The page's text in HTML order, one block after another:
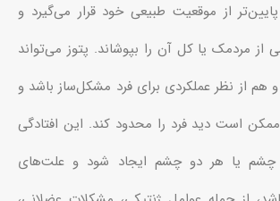
از موقعیت طبیعی خود قرار می‌گیرد و
مردمک یا کل آن را بپوشاند. پتوز می‌تواند
و هم از نظر عملکردی برای فرد مشکل‌ساز باشد و
است دید فرد را محدود کند. این افتادگی
چشم یا هر دو چشم ایجاد شود و علت‌های